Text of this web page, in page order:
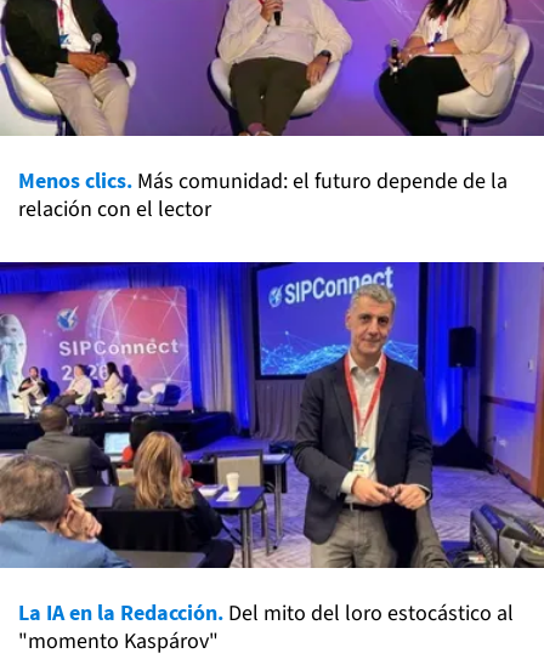
Menos clics. Más comunidad: el futuro depende de la
relación con el lector
La IA en la Redacción. Del mito del loro estocástico al
"momento Kaspárov"